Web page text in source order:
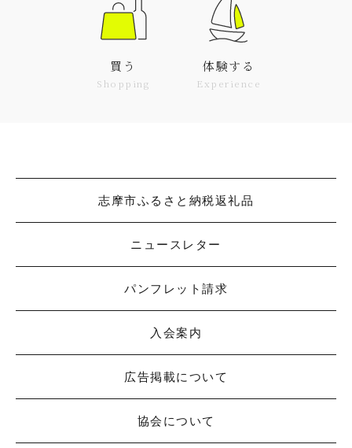
買う
Shopping
体験する
Experience
志摩市ふるさと納税返礼品
ニュースレター
パンフレット請求
入会案内
広告掲載について
協会について